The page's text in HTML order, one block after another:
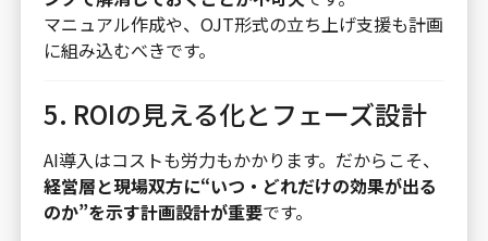
マニュアル作成や、OJT形式の立ち上げ支援も計画
に組み込むべきです。
5. ROIの見える化とフェーズ設計
AI導入はコストも労力もかかります。だからこそ、
経営層と現場双方に“いつ・どれだけの効果が出る
のか”を示す計画設計が重要です。